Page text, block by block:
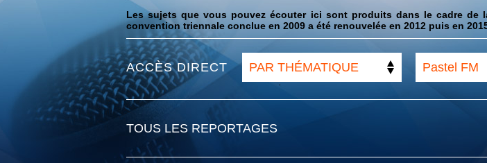
Les sujets que vous pouvez écouter ici sont produits dans le cadre de
convention triennale conclue en 2009 a été renouvelée en 2012 puis en
ACCÈS DIRECT PAR THÉMATIQUE Pastel FM
TOUS LES REPORTAGES